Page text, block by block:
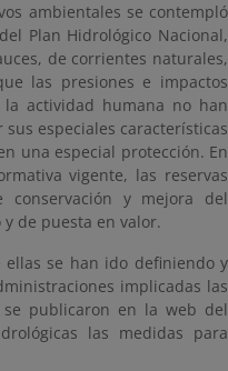
ambientales se contempló
Plan Hidrológico Nacional,
de corrientes naturales,
las presiones e impactos
la actividad humana no han
especiales características
una especial protección. En
vigente, las reservas
y mejora del
de puesta en valor.
se han ido definiendo y
implicadas las
publicaron en la web del
las medidas para